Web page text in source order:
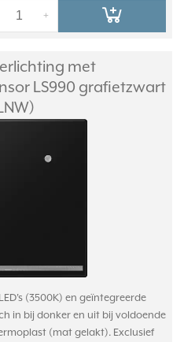
+
met
LS990 grafietzwart
(3500K) en geïntegreerde
in bij donker en uit bij voldoende
(mat gelakt). Exclusief